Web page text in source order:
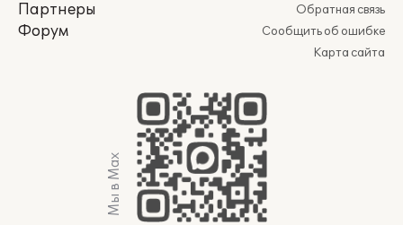
Партнеры
Форум
Обратная связь
Сообщить об ошибке
Карта сайта
Мы в Max